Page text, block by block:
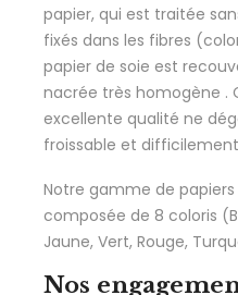
papier, qui est traitée
fixés dans les fibres
papier de soie est
nacrée très homogène .
excellente qualité ne
froissable et
Notre gamme de
composée de 8 coloris
Jaune, Vert, Rouge,
Nos